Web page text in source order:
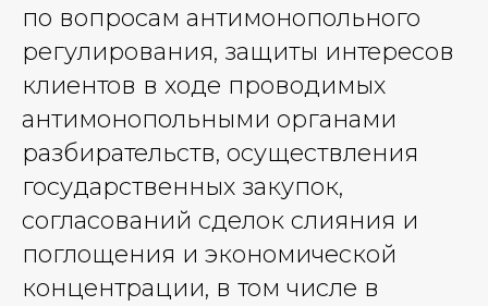
по вопросам антимонопольного
регулирования, защиты интересов
клиентов в ходе проводимых
антимонопольными органами
разбирательств, осуществления
государственных закупок,
согласований сделок слияния и
поглощения и экономической
концентрации, в том числе в